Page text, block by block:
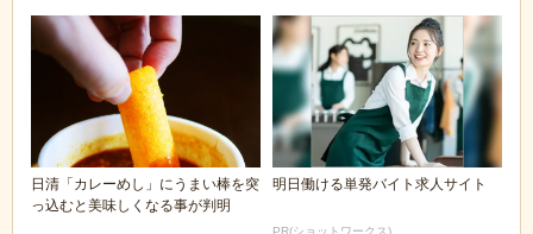
日清「カレーめし」にうまい棒を突
っ込むと美味しくなる事が判明
明日働ける単発バイト求人サイト
PR(ショットワークス)